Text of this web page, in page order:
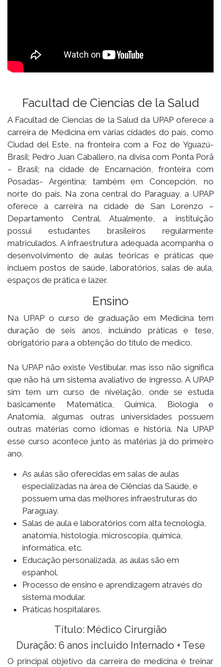
Facultad de Ciencias de la Salud
A Facultad de Ciencias de la Salud da UPAP oferece a
carreira de Medicina em várias cidades do país, como
Ciudad del Este, na fronteira com a Foz de Yguazú-
Brasil; Pedro Juan Caballero, na divisa com Ponta Porã
– Brasil; na cidade de Encarnación, fronteira com
Posadas- Argentina; também em Concepción, no
norte do país. Na zona central do Paraguay, a UPAP
oferece a carreira na cidade de San Lorenzo –
Departamento Central. Atualmente, a instituição
possui estudantes brasileiros regularmente
matriculados. A infraestrutura adequada acompanha o
desenvolvimento de aulas teóricas e práticas que
incluem postos de saúde, laboratórios, salas de aula,
espaços de prática e lazer.
Ensino
Na UPAP o curso de graduação em Medicina tem
duração de seis anos, incluindo práticas e tese,
obrigatório para a obtenção do título de medico.
Na UPAP não existe Vestibular, mas isso não significa
que não há um sistema avaliativo de ingresso. A UPAP
sim tem um curso de nivelação, onde se estuda
basicamente Matemática, Química, Biologia e
Anatomia, algumas outras universidades possuem
outras matérias como idiomas e história. Na UPAP
esse curso acontece junto às matérias já do primeiro
ano.
As aulas são oferecidas em salas de aulas
especializadas na área de Ciências da Saúde, e
possuem uma das melhores infraestruturas do
Paraguay.
Salas de aula e laboratórios com alta tecnologia,
anatomia, histologia, microscopia, química,
informática, etc.
Educação personalizada, as aulas são em
espanhol.
Processo de ensino e aprendizagem através do
sistema modular.
Práticas hospitalares.
Título: Médico Cirurgião
Duração: 6 anos incluido Internado + Tese
O principal objetivo da carreira de medicina é treinar